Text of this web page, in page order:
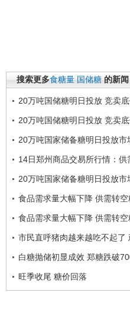
搜索更多食糖量 国储糖 的新闻
20万吨国储糖明日投放 竞卖
20万吨国储糖明日投放 竞卖
20万吨国家储备糖明日投放市
14日郑州商品交易所行情：供
20万吨国家储备糖明日投放市
食品需求量大幅下降 供需转空
食品需求量大幅下降 供需转空
市民直呼猪肉越来越吃不起了
白糖抛储初显成效 郑糖跌破
旺季收尾 糖价回落